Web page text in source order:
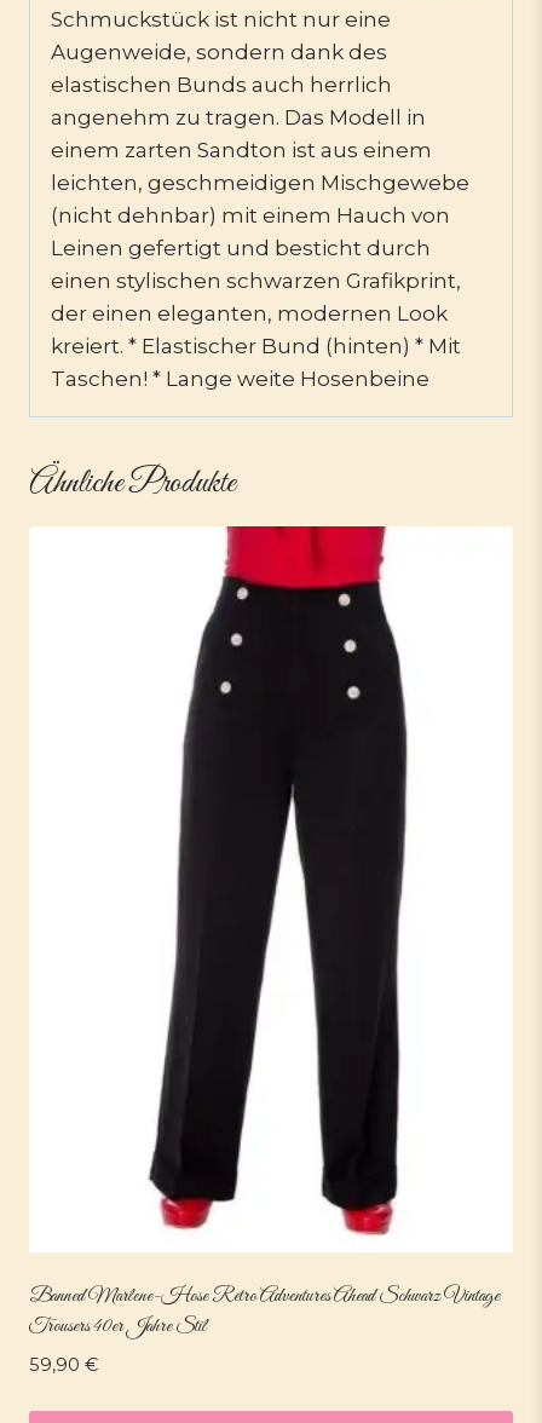
Schmuckstück ist nicht nur eine
Augenweide, sondern dank des
elastischen Bunds auch herrlich
angenehm zu tragen. Das Modell in
einem zarten Sandton ist aus einem
leichten, geschmeidigen Mischgewebe
(nicht dehnbar) mit einem Hauch von
Leinen gefertigt und besticht durch
einen stylischen schwarzen Grafikprint,
der einen eleganten, modernen Look
kreiert. * Elastischer Bund (hinten) * Mit
Taschen! * Lange weite Hosenbeine
Ähnliche Produkte
Banned Marlene-Hose Retro Adventures Ahead Schwarz Vintage
Trousers 40er Jahre Stil
59,90 €